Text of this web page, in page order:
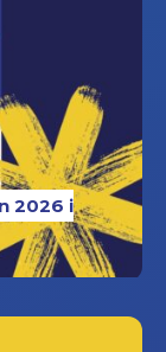
2026 i